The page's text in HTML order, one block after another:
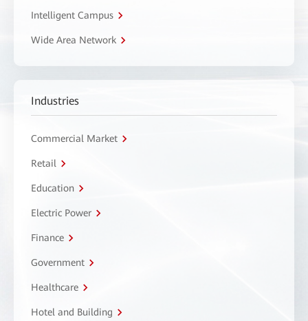
Intelligent Campus
Wide Area Network
Industries
Commercial Market
Retail
Education
Electric Power
Finance
Government
Healthcare
Hotel and Building